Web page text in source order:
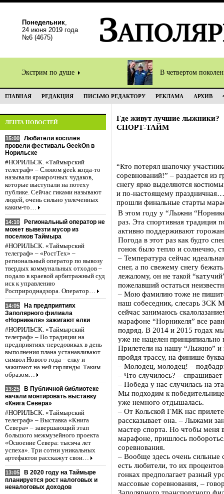
Понедельник,
24 июня 2019 года
№6 (4675)
Экстрим по душе В четвертом
ГЛАВНАЯ РЕДАКЦИЯ ПИСЬМО РЕДАКТОРУ РЕКЛАМА АРХИВ
ЛЕНТА НОВОСТЕЙ
15:00
Любители косплея
провели фестиваль GeekOn в
Норильске
#НОРИЛЬСК. «Таймырский
телеграф» – Словом geek когда-то
называли ярмарочных чудаков,
которые выступали на потеху
публике. Сейчас гиками называют
людей, очень сильно увлеченных
каким-то…
14:10
Региональный оператор не
может вывезти мусор из
поселков Таймыра
#НОРИЛЬСК. «Таймырский
телеграф» – «РостТех» –
региональный оператор по вывозу
твердых коммунальных отходов –
подало в краевой арбитражный суд
иск к управлению
Росприроднадзора. Оператор…
14:05
На предприятиях
Заполярного филиала
«Норникеля» зажигают елки
#НОРИЛЬСК. «Таймырский
телеграф» – По традиции на
предприятиях-передовиках в день
выполнения плана устанавливают
символ Нового года – елку и
зажигают на ней гирлянды. Таким
образом…
13:25
В Публичной библиотеке
начали монтировать выставку
«Книга Севера»
#НОРИЛЬСК. «Таймырский
телеграф» – Выставка «Книга
Севера» – завершающий этап
большого межмузейного проекта
«Освоение Севера: тысяча лет
успеха». Три сотни уникальных
артефактов расскажут свои…
13:05
В 2020 году на Таймыре
планируется рост налоговых и
неналоговых доходов
Где живут лучшие лыжники?
СПОРТ-ТАЙМ
“Кто потерял шапочку
соревнований!” – раздается из
снегу ярко выделяются
и по-настоящему
прошли финальные старты
В этом году у “Лыжни
раз. Эта спортивная традиция
активно поддерживают
Погода в этот раз как будто
гонок было тепло и солнечно,
– Температура сейчас
снег, а по свежему снегу
лежалому, он не такой
пожелавший остаться
– Мою фамилию тоже не
наш собеседник, слесарь ЗСК
сейчас занимаюсь
марафоне “Норникеля” все
подряд. В 2014 и 2015 годах
уже не нацелен принципиально
Прилетели на нашу “Лыжню” и
пройдя трассу, на финише
– Молодец, молодец! –
– Что случилось? – спрашивает
– Победа у нас случилась на
Мы подходим к
уже немного отдышалась.
– От Кольской ГМК нас
рассказывает она. – Лыжами
мастер спорта. Но чтобы меня
марафоне, пришлось
соревнования.
– Вообще здесь очень сильные
есть любители, то их
гонках предполагает разный
массовые соревнования, –
Заполярного транспортного